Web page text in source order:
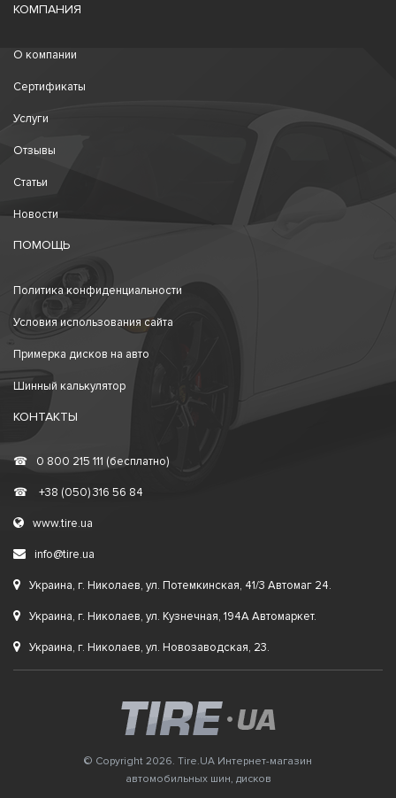
КОМПАНИЯ
О компании
Сертификаты
Услуги
Отзывы
Статьи
Новости
ПОМОЩЬ
Политика конфиденциальности
Условия использования сайта
Примерка дисков на авто
Шинный калькулятор
КОНТАКТЫ
☎ 0 800 215 111 (бесплатно)
☎ +38 (050) 316 56 84
www.tire.ua
info@tire.ua
Украина, г. Николаев, ул. Потемкинская, 41/3 Автомаг 24.
Украина, г. Николаев, ул. Кузнечная, 194А Автомаркет.
Украина, г. Николаев, ул. Новозаводская, 23.
© Copyright 2026. Tire.UA Интернет-магазин
автомобильных шин, дисков